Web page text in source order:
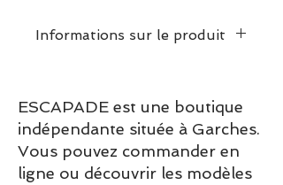
Informations sur le produit
Semelle de propreté : Cuir
Semelle d’usure : Synthétique
Fermeture : brides
Motif / Couleur : leopard kaki
ESCAPADE est une boutique
indépendante située à Garches.
Vous pouvez commander en
ligne ou découvrir les modèles